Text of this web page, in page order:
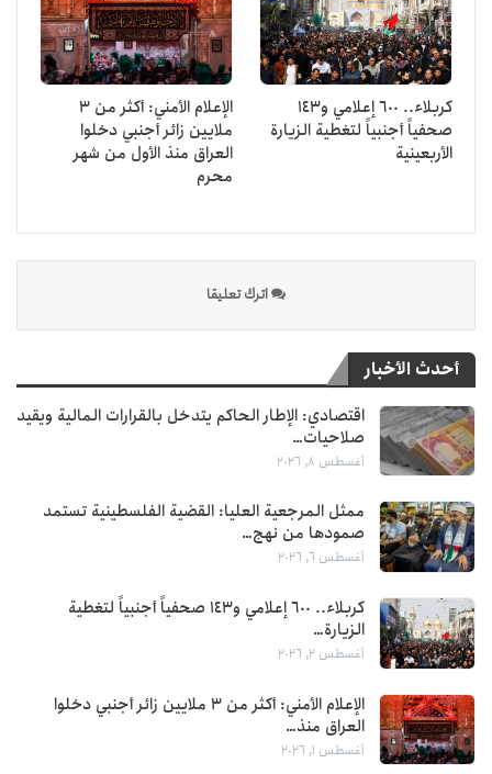
كربلاء.. 600 إعلامي و143
صحفياً أجنبياً لتغطية الزيارة
الأربعينية
الإعلام الأمني: أكثر من 3
ملايين زائر أجنبي دخلوا
العراق منذ الأول من شهر
محرم
اترك تعليقا
أحدث الأخبار
اقتصادي: الإطار الحاكم يتدخل بالقرارات المالية ويقيد
صلاحيات…
أغسطس 8, 2026
ممثل المرجعية العليا: القضية الفلسطينية تستمد
صمودها من نهج…
أغسطس 6, 2026
كربلاء.. 600 إعلامي و143 صحفياً أجنبياً لتغطية
الزيارة…
أغسطس 2, 2026
الإعلام الأمني: أكثر من 3 ملايين زائر أجنبي دخلوا
العراق منذ…
أغسطس 1, 2026